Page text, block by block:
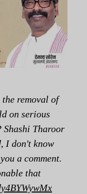
removal of
on serious
Shashi Tharoor
I don't know
a comment.
that